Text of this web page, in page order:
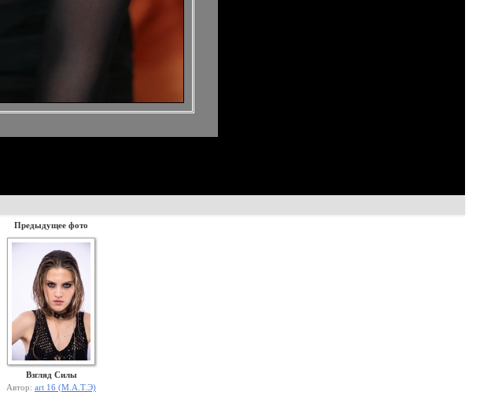
Предыдущее фото
Взгляд Силы
Автор: art 16 (М.А.Т.Э)